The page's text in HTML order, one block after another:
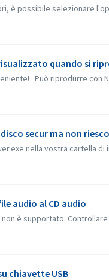
è possibile selezionare
quando si
Può riprodurre con
secur ma non
nella vostra cartella di
audio al CD audio
è supportato.
chiavette USB